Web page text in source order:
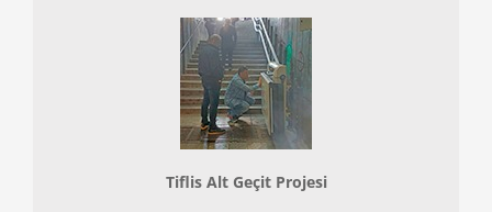
Tiflis Alt Geçit Projesi